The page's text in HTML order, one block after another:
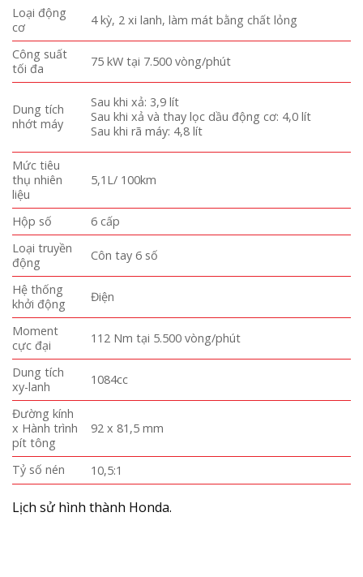
Loại động
cơ
4 kỳ, 2 xi lanh, làm mát bằng chất lỏng
Công suất
tối đa
75 kW tại 7.500 vòng/phút
Dung tích
nhớt máy
Sau khi xả: 3,9 lít
Sau khi xả và thay lọc dầu động cơ: 4,0 lít
Sau khi rã máy: 4,8 lít
Mức tiêu
thụ nhiên
liệu
5,1L/ 100km
Hộp số
6 cấp
Loại truyền
động
Côn tay 6 số
Hệ thống
khởi động
Điện
Moment
cực đại
112 Nm tại 5.500 vòng/phút
Dung tích
xy-lanh
1084cc
Đường kính
x Hành trình
pít tông
92 x 81,5 mm
Tỷ số nén 10,5:1
Lịch sử hình thành Honda.